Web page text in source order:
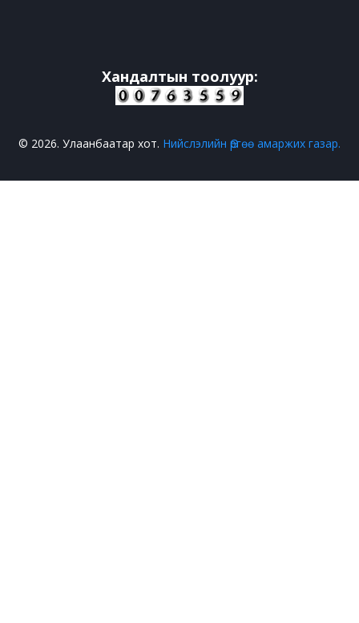
Хандалтын тоолуур:
© 2026. Улаанбаатар хот. Нийслэлийн Өргөө амаржих газар.